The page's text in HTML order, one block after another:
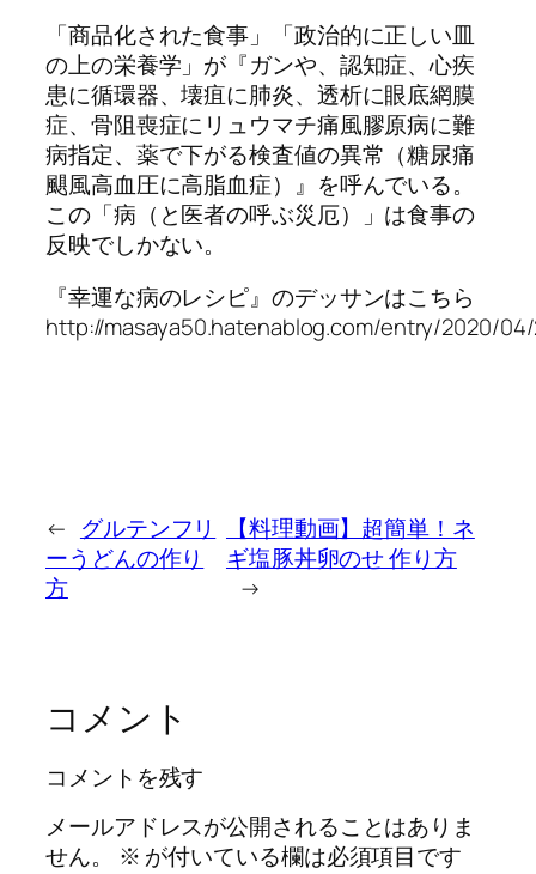
「商品化された食事」「政治的に正しい皿
の上の栄養学」が『ガンや、認知症、心疾
患に循環器、壊疽に肺炎、透析に眼底網膜
症、骨阻喪症にリュウマチ痛風膠原病に難
病指定、薬で下がる検査値の異常（糖尿痛
颶風高血圧に高脂血症）』を呼んでいる。
この「病（と医者の呼ぶ災厄）」は食事の
反映でしかない。
『幸運な病のレシピ』のデッサンはこちら
http://masaya50.hatenablog.com/entry/2020/
← グルテンフリ
ーうどんの作り
方
【料理動画】超簡単！ネ
ギ塩豚丼卵のせ 作り方
→
コメント
コメントを残す
メールアドレスが公開されることはありま
せん。
※ が付いている欄は必須項目です